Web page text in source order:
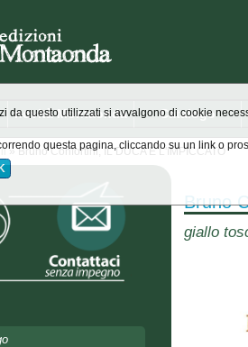
novità Montaonda Catalogo
» Bruno Confortini, IL DUCA E L'IMPICCATO
Bruno
giallo
da questo utilizzati si avvalgono di cookie
questa pagina, cliccando su un link o